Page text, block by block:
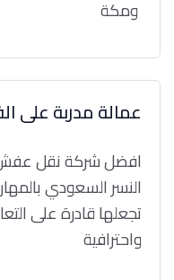
عمالة مدربة على
افضل شركة نقل عفش
النسر السعودي
تجعلها قادرة على
واحترافية